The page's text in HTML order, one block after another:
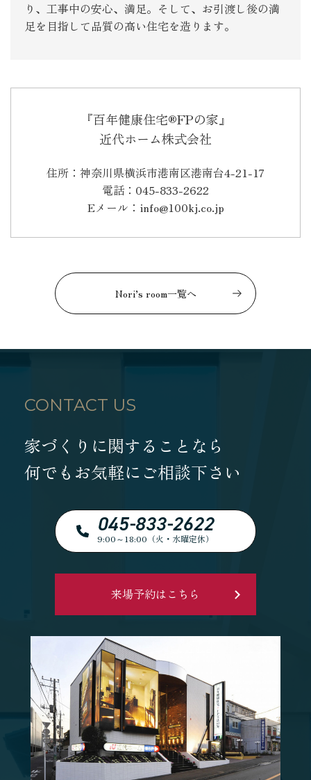
り、工事中の安心、満足。そして、お引渡し後の満
足を目指して品質の高い住宅を造ります。
『百年健康住宅®FPの家』
近代ホーム株式会社
住所：神奈川県横浜市港南区港南台4-21-17
電話：045-833-2622
Eメール：info@100kj.co.jp
Nori’s room一覧へ
CONTACT US
家づくりに関することなら
何でもお気軽にご相談下さい
045-833-2622
9:00～18:00（火・水曜定休）
来場予約はこちら